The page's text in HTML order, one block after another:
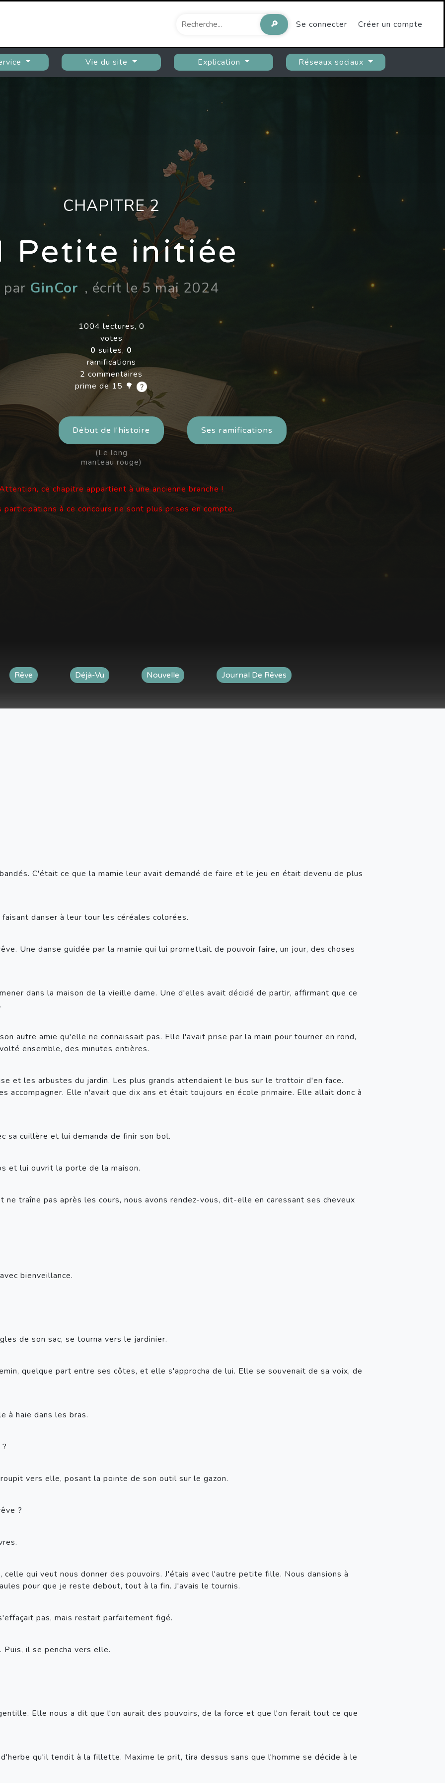
🔎 Se connecter Créer un compte
Vie du site Explication Réseaux sociaux
CHAPITRE 2
Petite initiée
par GinCor , écrit le 5 mai 2024
1004 lectures, 0
votes
0 suites, 0
ramifications
2 commentaires
prime de 15 🌳
Début de l'histoire
(Le long
manteau rouge)
Ses ramifications
ce chapitre appartient à une ancienne branche !
participations à ce concours ne sont plus prises en compte.
Rêve Déjà-Vu Nouvelle Journal De Rêves
C'était ce que la mamie leur avait demandé de faire et le jeu en était devenu de plus
danser à leur tour les céréales colorées.
Une danse guidée par la mamie qui lui promettait de pouvoir faire, un jour, des choses
dans la maison de la vieille dame. Une d'elles avait décidé de partir, affirmant que ce
autre amie qu'elle ne connaissait pas. Elle l'avait prise par la main pour tourner en rond,
ensemble, des minutes entières.
et les arbustes du jardin. Les plus grands attendaient le bus sur le trottoir d'en face.
accompagner. Elle n'avait que dix ans et était toujours en école primaire. Elle allait donc à
sa cuillère et lui demanda de finir son bol.
et lui ouvrit la porte de la maison.
traîne pas après les cours, nous avons rendez-vous, dit-elle en caressant ses cheveux
bienveillance.
de son sac, se tourna vers le jardinier.
quelque part entre ses côtes, et elle s'approcha de lui. Elle se souvenait de sa voix, de
à haie dans les bras.
vers elle, posant la pointe de son outil sur le gazon.
?
qui veut nous donner des pouvoirs. J'étais avec l'autre petite fille. Nous dansions à
pour que je reste debout, tout à la fin. J'avais le tournis.
pas, mais restait parfaitement figé.
il se pencha vers elle.
Elle nous a dit que l'on aurait des pouvoirs, de la force et que l'on ferait tout ce que
qu'il tendit à la fillette. Maxime le prit, tira dessus sans que l'homme se décide à le